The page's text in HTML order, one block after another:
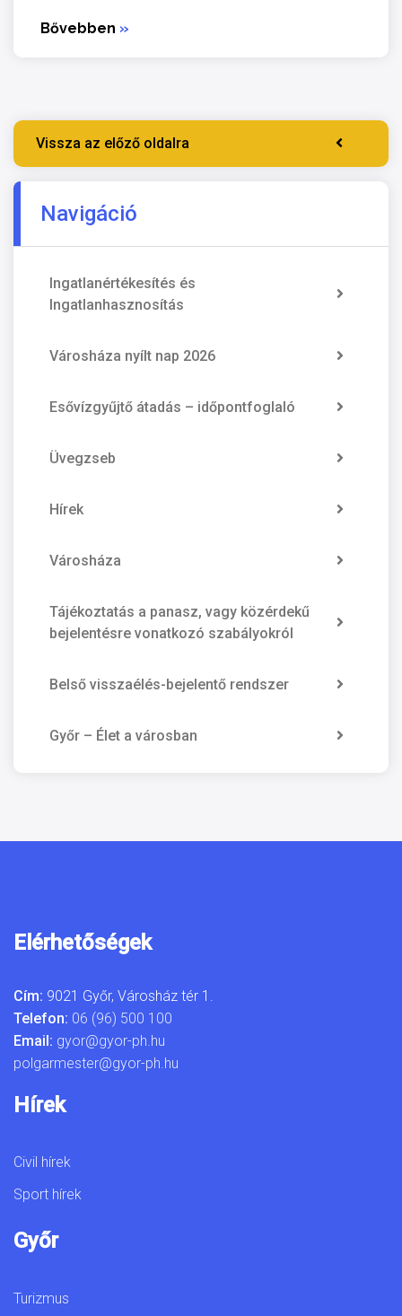
Bővebben »
Vissza az előző oldalra
Navigáció
Ingatlanértékesítés és
Ingatlanhasznosítás
Városháza nyílt nap 2026
Esővízgyűjtő átadás – időpontfoglaló
Üvegzseb
Hírek
Városháza
Tájékoztatás a panasz, vagy közérdekű
bejelentésre vonatkozó szabályokról
Belső visszaélés-bejelentő rendszer
Győr – Élet a városban
Elérhetőségek
Cím: 9021 Győr, Városház tér 1.
Telefon: 06 (96) 500 100
Email: gyor@gyor-ph.hu
polgarmester@gyor-ph.hu
Hírek
Civil hírek
Sport hírek
Győr
Turizmus